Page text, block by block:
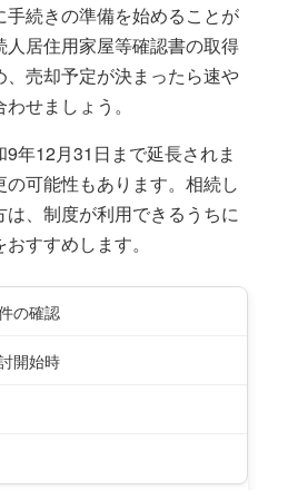
続きの準備を始めることが
居住用家屋等確認書の取得
売却予定が決まったら速や
せましょう。
年12月31日まで延長されま
の可能性もあります。相続し
、制度が利用できるうちに
すすめします。
の確認
開始時